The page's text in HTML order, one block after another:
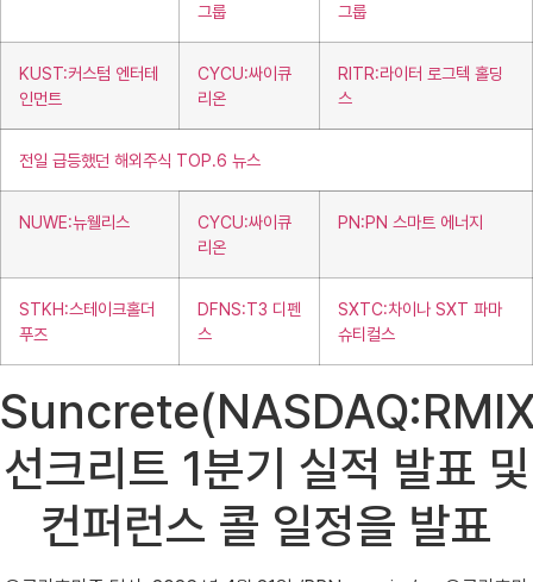
그룹
그룹
KUST:커스텀 엔터테
인먼트
CYCU:싸이큐
리온
RITR:라이터 로그텍 홀딩
스
전일 급등했던 해외주식 TOP.6 뉴스
NUWE:뉴웰리스
CYCU:싸이큐
리온
PN:PN 스마트 에너지
STKH:스테이크홀더
푸즈
DFNS:T3 디펜
스
SXTC:차이나 SXT 파마
슈티컬스
선크리트 1분기 실적 발표 및
컨퍼런스 콜 일정을 발표